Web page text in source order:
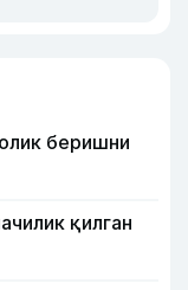
беришни
қилган